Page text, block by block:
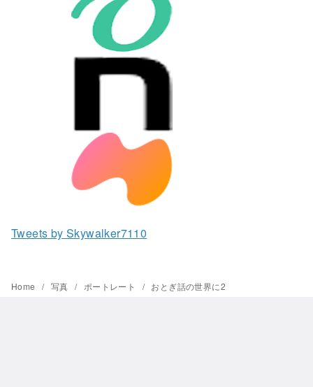
Tweets by Skywalker7110
Home 写真 ポートレート おとぎ話の世界に2